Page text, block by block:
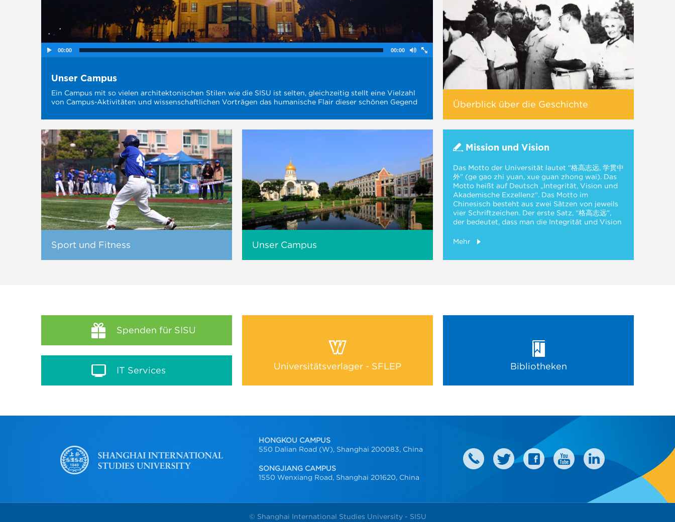
00:00 00:00
Unser Campus
Ein Campus mit so vielen architektonischen Stilen wie die SISU ist selten, gleichzeitig stellt eine Vielzahl
von Campus-Aktivitäten und wissenschaftlichen Vorträgen das humanische Flair dieser schönen Gegend
Überblick über die Geschichte
Sport und Fitness Unser Campus
Mission und Vision
Das Motto der Universität lautet “格高志远, 学贯中
外” (ge gao zhi yuan, xue guan zhong wai). Das
Motto heißt auf Deutsch „Integrität, Vision und
Akademische Exzellenz“. Das Motto im
Chinesisch besteht aus zwei Sätzen von jeweils
vier Schriftzeichen. Der erste Satz, “格高志远”,
der bedeutet, dass man die Integrität und Vision
Schriften Konfuzius, in denen Konfuzius sagt,
Mehr
Spenden für SISU
IT Services Universitätsverlager - SFLEP Bibliotheken
HONGKOU CAMPUS
550 Dalian Road (W), Shanghai 200083, China
SONGJIANG CAMPUS
1550 Wenxiang Road, Shanghai 201620, China
© Shanghai International Studies University - SISU